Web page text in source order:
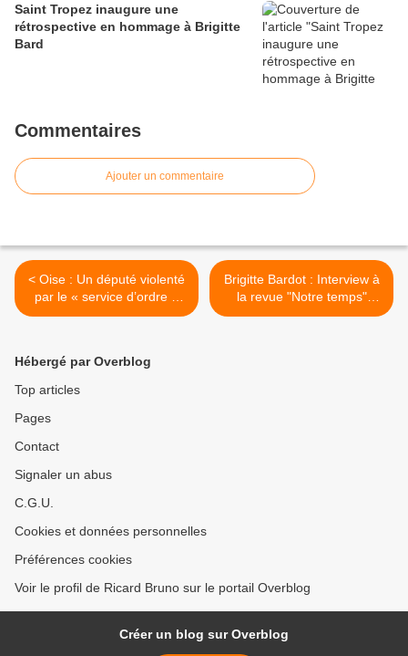
Saint Tropez inaugure une
rétrospective en hommage à Brigitte
Bard
Commentaires
Ajouter un commentaire
< Oise : Un député violenté
par le « service d’ordre »
d’une chasse à courre
Brigitte Bardot : Interview à
la revue "Notre temps"
d'avril 2021 >
Hébergé par Overblog
Top articles
Pages
Contact
Signaler un abus
C.G.U.
Cookies et données personnelles
Préférences cookies
Voir le profil de Ricard Bruno sur le portail Overblog
Créer un blog sur Overblog